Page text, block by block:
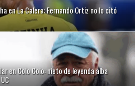
en La Calera: Fernando Ortiz no lo citó
en Colo Colo: nieto de leyenda alba